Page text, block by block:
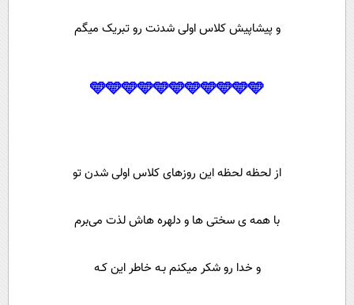
و پیشاپیش کلاس اولی شدنت رو تبریک میگم
🩵🩵🩵🩵🩵🩵🩵🩵🩵🩵🩵
از لحظه لحظه این روزهای کلاس اولی شدن تو
با همه ی سختی ها و دلهره هاش لذت می‌برم
و خدا رو شکر میکنم بـه خاطر این کـه